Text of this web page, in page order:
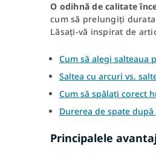
O odihnă de calitate
cum să prelungiți
Lăsați-vă inspirat de
Cum să alegi salteaua
Saltea cu arcuri vs.
Cum să spălați corect
Durerea de spate
Principalele